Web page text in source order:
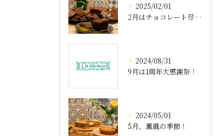
2025/02/01
2月はチョコレート尽くし！
2024/08/31
9月は1周年大感謝祭！
2024/05/01
5月、薫風の季節！